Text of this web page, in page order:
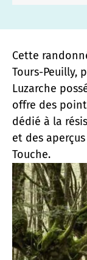
Cette
Tours-Peuilly,
Luzarche
offre des
dédié à la
et des
Touche.